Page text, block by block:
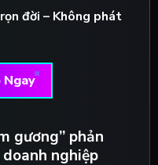
đời – Không phát
Ngay
gương” phản
nghiệp